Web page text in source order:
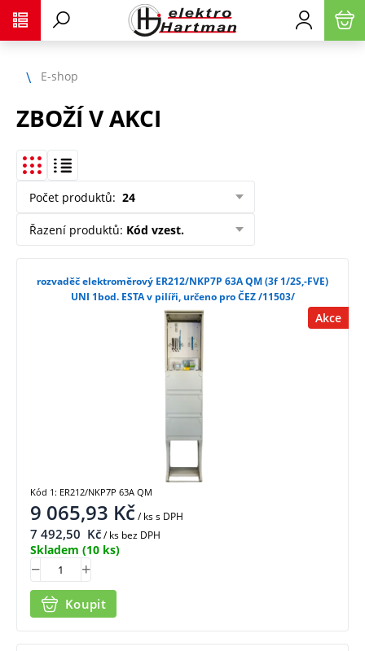
E-shop
ZBOŽÍ V AKCI
Počet produktů: 24
Řazení produktů: Kód vzest.
Akce
rozvaděč elektroměrový ER212/NKP7P 63A QM (3f 1/2S,-FVE)
UNI 1bod. ESTA v pilíři, určeno pro ČEZ /11503/
9 065,93 Kč/ kss DPH
7 492,50 Kč/ ks bez DPH
Skladem (10 ks)
Koupit
Kód 1: ER212/NKP7P 63A QM